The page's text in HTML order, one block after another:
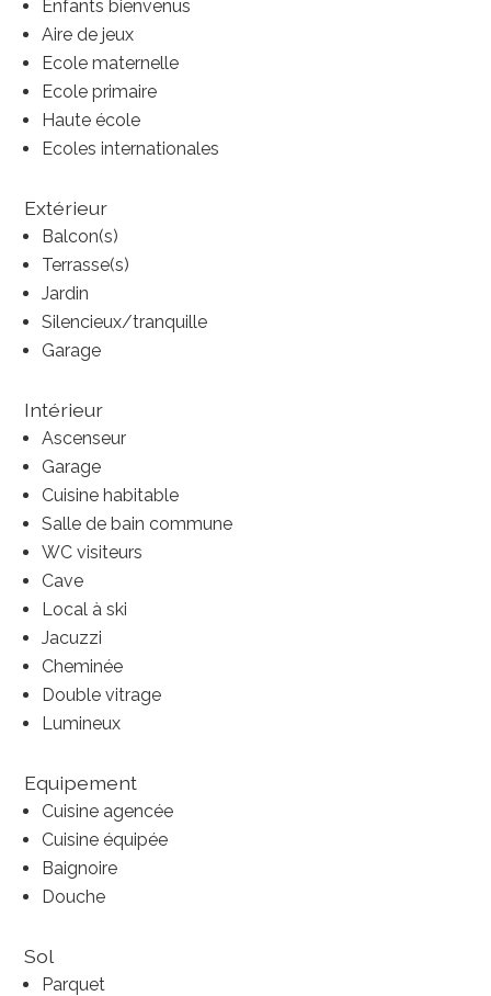
Enfants bienvenus
Aire de jeux
Ecole maternelle
Ecole primaire
Haute école
Ecoles internationales
Extérieur
Balcon(s)
Terrasse(s)
Jardin
Silencieux/tranquille
Garage
Intérieur
Ascenseur
Garage
Cuisine habitable
Salle de bain commune
WC visiteurs
Cave
Local à ski
Jacuzzi
Cheminée
Double vitrage
Lumineux
Equipement
Cuisine agencée
Cuisine équipée
Baignoire
Douche
Sol
Parquet